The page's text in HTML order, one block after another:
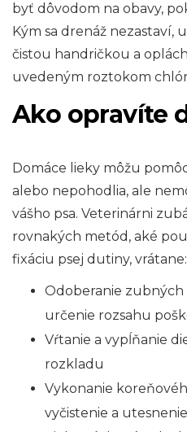
byť dôvodom na obavy,
Kým sa drenáž nezastaví,
čistou handričkou a
uvedeným roztokom
Ako opravíte
Domáce lieky môžu
alebo nepohodlia, ale
vášho psa. Veterinárni
rovnakých metód, aké
fixáciu psej dutiny, vrátane:
Odoberanie
určenie rozsahu
Vŕtanie a vypĺňanie
rozkladu
Vykonanie
vyčistenie a